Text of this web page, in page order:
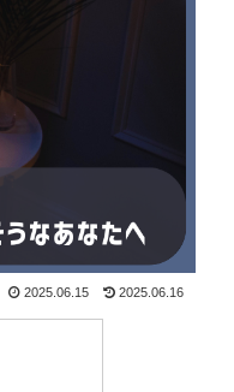
2025.06.15 2025.06.16